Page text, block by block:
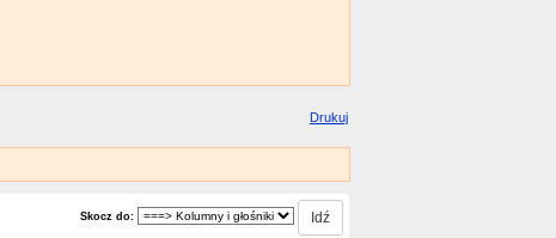
Drukuj
Skocz do: